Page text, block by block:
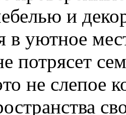
и
в уютное
потрясет
не слепое